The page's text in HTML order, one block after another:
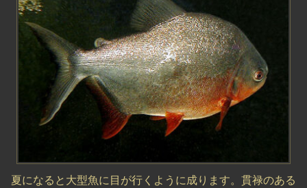
夏になると大型魚に目が行くように成ります。貫禄のある